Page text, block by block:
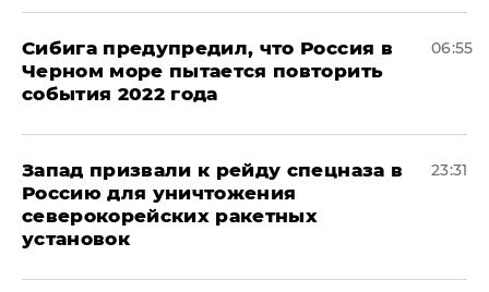
Сибига предупредил, что Россия в
Черном море пытается повторить
события 2022 года
06:55
Запад призвали к рейду спецназа в
Россию для уничтожения
северокорейских ракетных
установок
23:31